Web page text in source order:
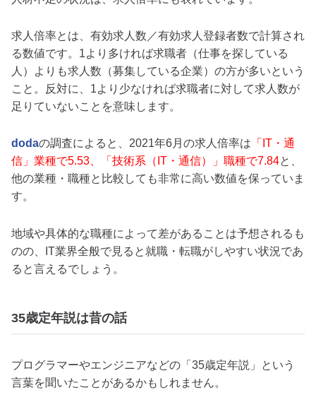
求人倍率とは、有効求人数／有効求人登録者数で計算され
る数値です。1より多ければ求職者（仕事を探している
人）よりも求人数（募集している企業）の方が多いという
こと。反対に、1より少なければ求職者に対して求人数が
足りていないことを意味します。
dodaの調査によると、2021年6月の求人倍率は 「IT・通
信」業種で5.53、「技術系（IT・通信）」職種で7.84と、
他の業種・職種と比較しても非常に高い数値を保っていま
す。
地域や具体的な職種によって差があることは予想されるも
のの、IT業界全般で見ると就職・転職がしやすい状況であ
ると言えるでしょう。
35歳定年説は昔の話
プログラマーやエンジニアなどの「35歳定年説」という
言葉を聞いたことがあるかもしれません。